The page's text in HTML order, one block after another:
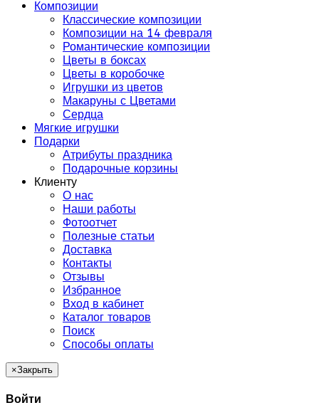
Композиции
Классические композиции
Композиции на 14 февраля
Романтические композиции
Цветы в боксах
Цветы в коробочке
Игрушки из цветов
Макаруны с Цветами
Сердца
Мягкие игрушки
Подарки
Атрибуты праздника
Подарочные корзины
Клиенту
О нас
Наши работы
Фотоотчет
Полезные статьи
Доставка
Контакты
Отзывы
Избранное
Вход в кабинет
Каталог товаров
Поиск
Способы оплаты
×Закрыть
Войти